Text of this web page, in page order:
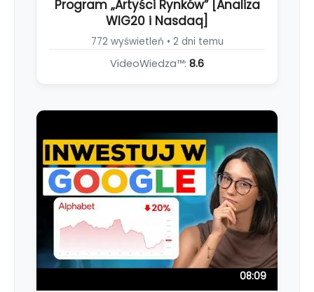
Program „Artyści Rynków” [Analiza
WIG20 i Nasdaq]
772 wyświetleń • 2 dni temu
VideoWiedza™: 8.6
08:09